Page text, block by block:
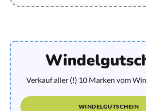
Verkauf aller (!) 10 Marken vom
WINDELGUTSCHEIN